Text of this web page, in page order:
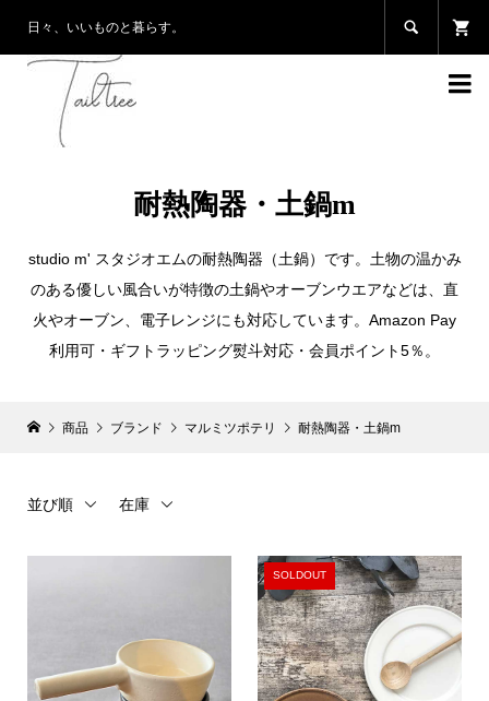
日々、いいものと暮らす。 

耐熱陶器・土鍋m
studio m' スタジオエムの耐熱陶器（土鍋）です。土物の温かみ
のある優しい風合いが特徴の土鍋やオーブンウエアなどは、直
火やオーブン、電子レンジにも対応しています。Amazon Pay
利用可・ギフトラッピング熨斗対応・会員ポイント5％。
商品 ブランド マルミツポテリ 耐熱陶器・土鍋m
並び順 在庫
SOLDOUT